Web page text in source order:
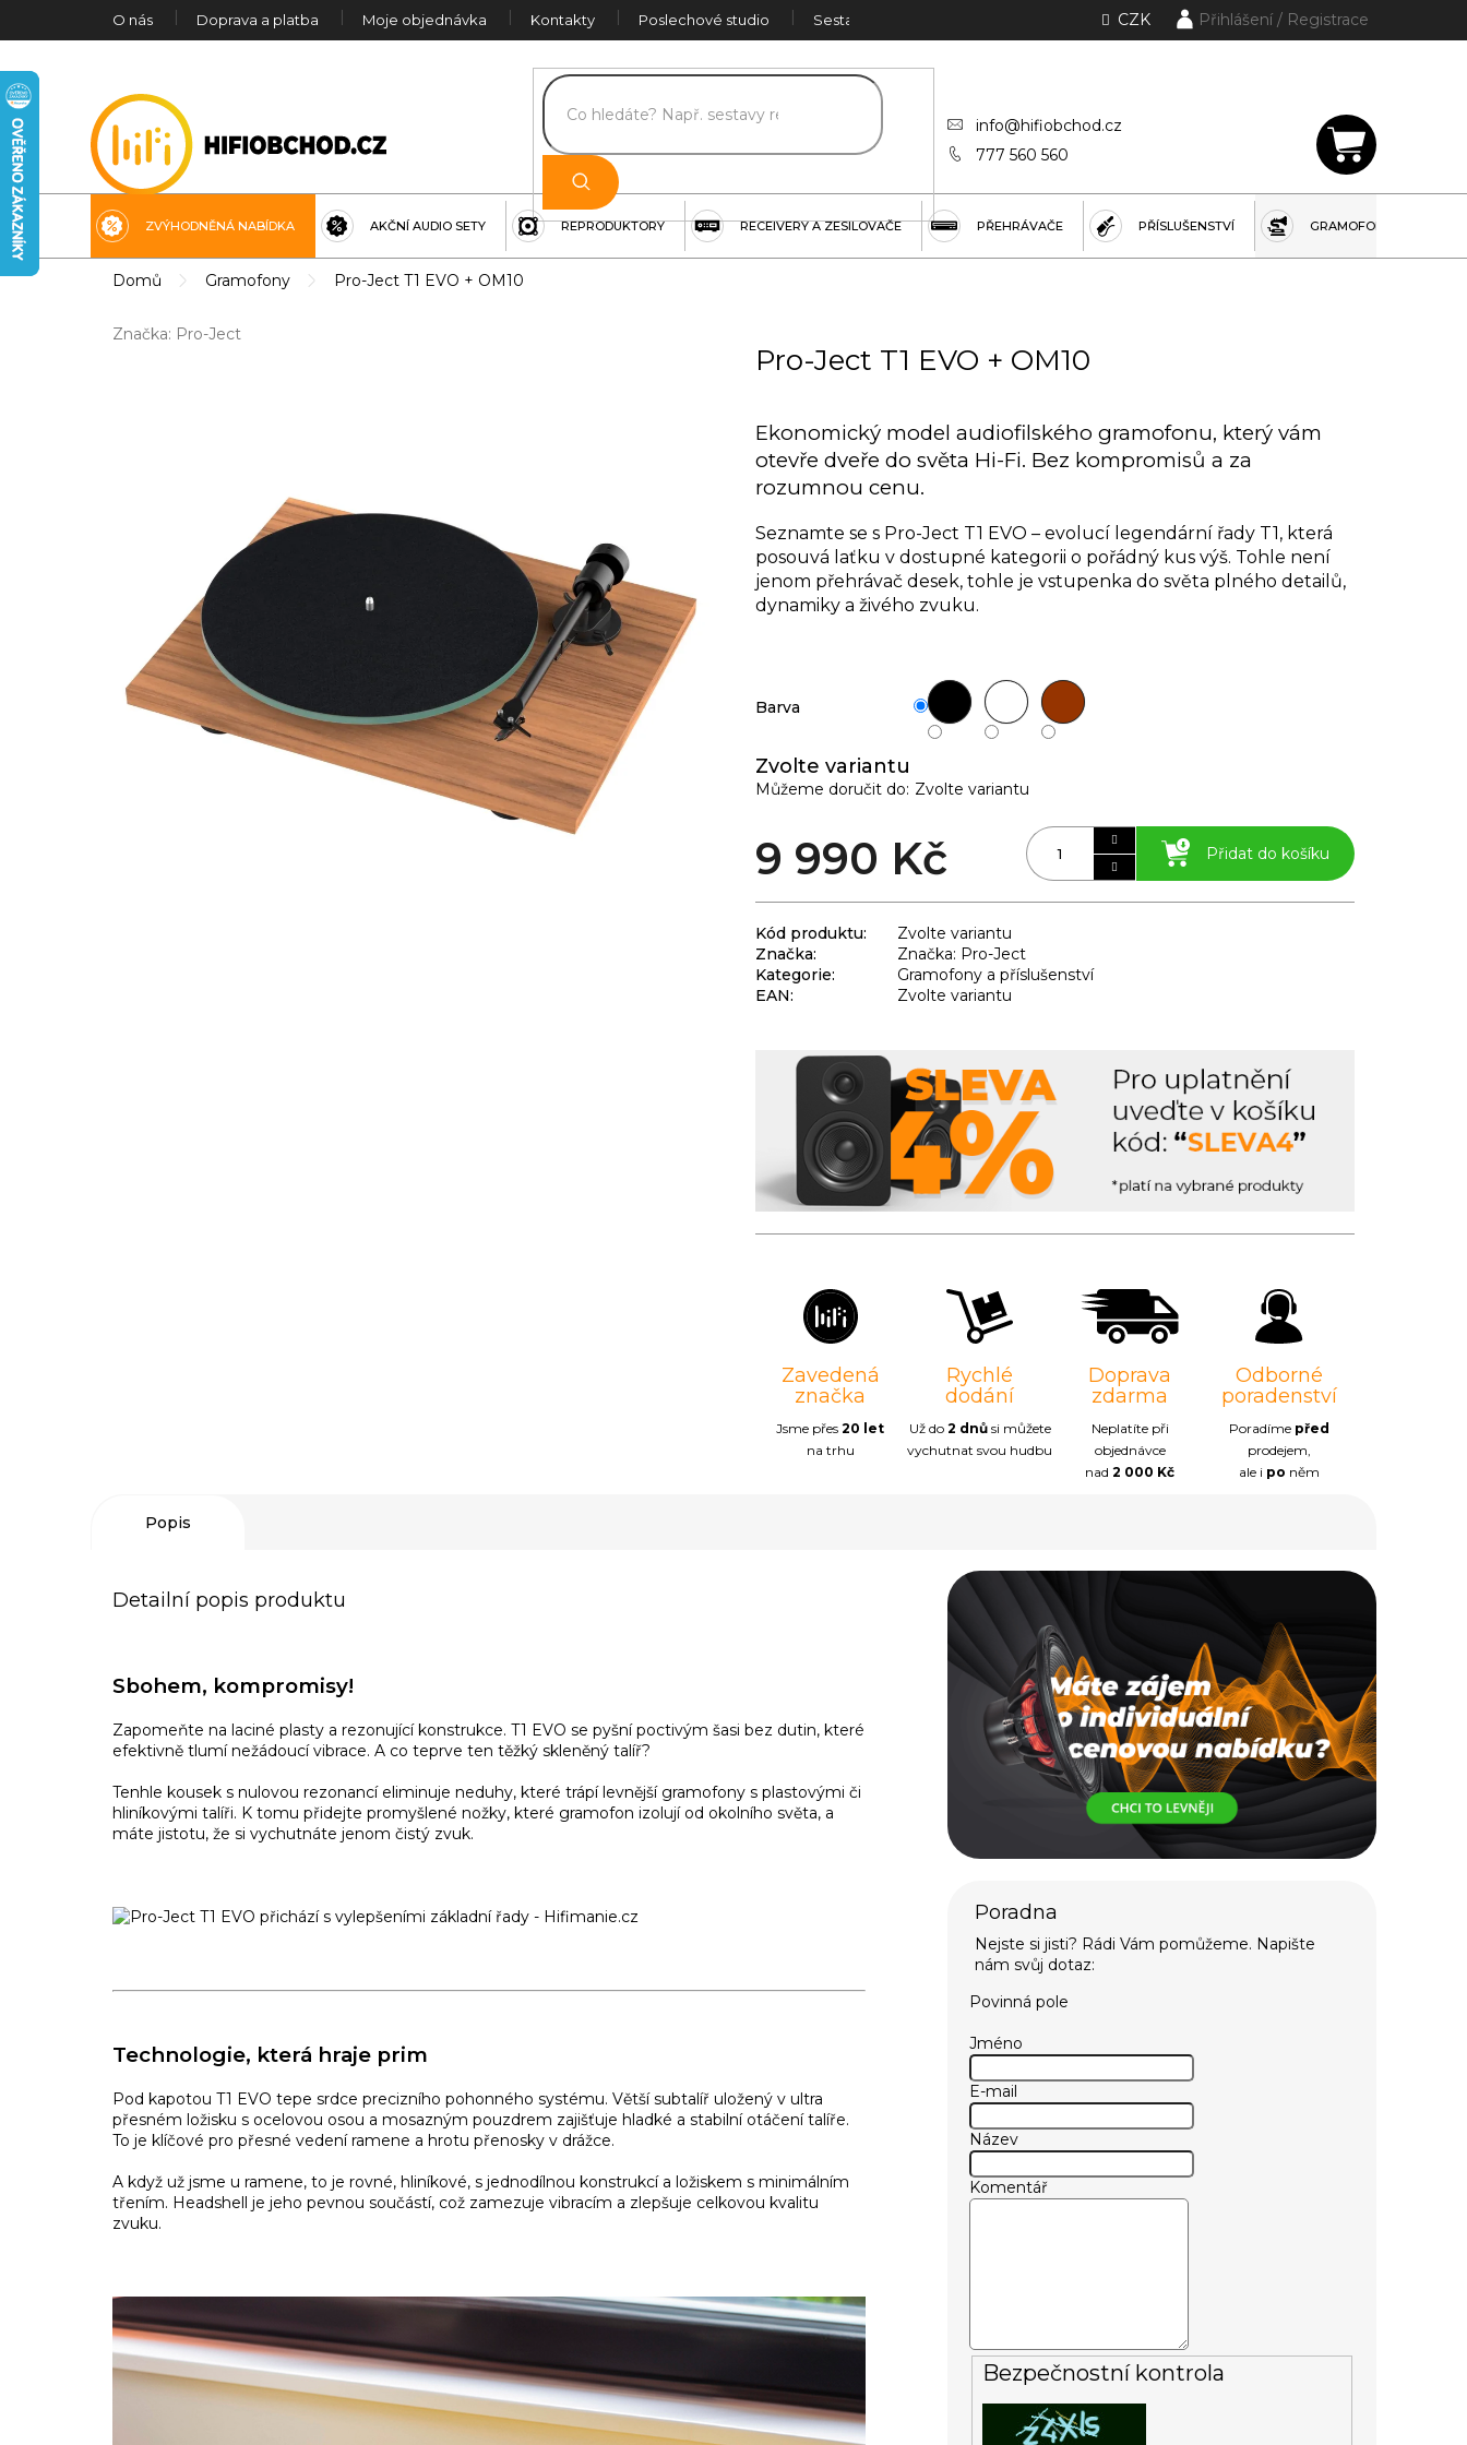
O nás Doprava a platba Moje objednávka Kontakty Poslechové studio Sestava na míru CZK Přihlášení
info@hifiobchod.cz
777 560 560
NÁKUPNÍ
ZVÝHODNĚNÁ NABÍDKA AKČNÍ AUDIO SETY REPRODUKTORY RECEIVERY A ZESILOVAČE PŘEHRÁVAČE PŘÍSLUŠENSTVÍ GRAMOFONY
Domů Gramofony Pro-Ject T1 EVO + OM10
Značka: Pro-Ject
Pro-Ject T1 EVO + OM10
Zvolte variantu
Můžeme doručit do: Zvolte variantu
9 990 Kč Přidat do košíku
Barva
Ekonomický model audiofilského gramofonu, který vám
otevře dveře do světa Hi-Fi. Bez kompromisů a za
rozumnou cenu.
Seznamte se s Pro-Ject T1 EVO – evolucí legendární řady T1, která
posouvá laťku v dostupné kategorii o pořádný kus výš. Tohle není
jenom přehrávač desek, tohle je vstupenka do světa plného detailů,
dynamiky a živého zvuku.
Kód produktu:
Zvolte variantu
Značka:
Značka: Pro-Ject
Kategorie:
Gramofony a příslušenství
EAN: Zvolte variantu
Zavedená
značka
Jsme přes20 let
na trhu
Rychlé
dodání
Už do 2 dnůsi můžete
vychutnat svou hudbu
Doprava
zdarma
Neplatíte při
objednávce
nad2 000 Kč
Odborné
poradenství
Poradíme před
prodejem,
ale i po něm
Popis
Detailní popis produktu
Sbohem, kompromisy!
Zapomeňte na laciné plasty a rezonující konstrukce. T1 EVO se pyšní poctivým šasi bez dutin, které
efektivně tlumí nežádoucí vibrace. A co teprve ten těžký skleněný talíř?
Tenhle kousek s nulovou rezonancí eliminuje neduhy, které trápí levnější gramofony s plastovými či
hliníkovými talíři. K tomu přidejte promyšlené nožky, které gramofon izolují od okolního světa, a
máte jistotu, že si vychutnáte jenom čistý zvuk.
Technologie, která hraje prim
Pod kapotou T1 EVO tepe srdce precizního pohonného systému. Větší subtalíř uložený v ultra
přesném ložisku s ocelovou osou a mosazným pouzdrem zajišťuje hladké a stabilní otáčení talíře.
To je klíčové pro přesné vedení ramene a hrotu přenosky v drážce.
A když už jsme u ramene, to je rovné, hliníkové, s jednodílnou konstrukcí a ložiskem s minimálním
třením. Headshell je jeho pevnou součástí, což zamezuje vibracím a zlepšuje celkovou kvalitu
zvuku.
Povinná pole
Jméno
E-mail
Název
Komentář
Bezpečnostní kontrola